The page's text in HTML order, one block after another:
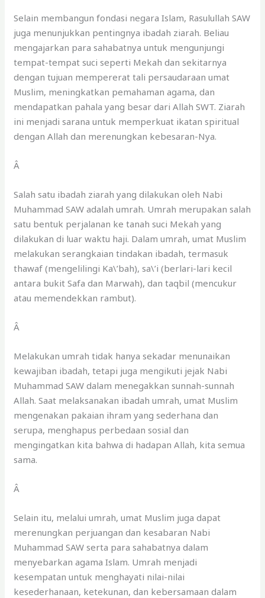
Selain membangun fondasi negara Islam, Rasulullah SAW
juga menunjukkan pentingnya ibadah ziarah. Beliau
mengajarkan para sahabatnya untuk mengunjungi
tempat-tempat suci seperti Mekah dan sekitarnya
dengan tujuan mempererat tali persaudaraan umat
Muslim, meningkatkan pemahaman agama, dan
mendapatkan pahala yang besar dari Allah SWT. Ziarah
ini menjadi sarana untuk memperkuat ikatan spiritual
dengan Allah dan merenungkan kebesaran-Nya.
Â
Salah satu ibadah ziarah yang dilakukan oleh Nabi
Muhammad SAW adalah umrah. Umrah merupakan salah
satu bentuk perjalanan ke tanah suci Mekah yang
dilakukan di luar waktu haji. Dalam umrah, umat Muslim
melakukan serangkaian tindakan ibadah, termasuk
thawaf (mengelilingi Ka\’bah), sa\’i (berlari-lari kecil
antara bukit Safa dan Marwah), dan taqbil (mencukur
atau memendekkan rambut).
Â
Melakukan umrah tidak hanya sekadar menunaikan
kewajiban ibadah, tetapi juga mengikuti jejak Nabi
Muhammad SAW dalam menegakkan sunnah-sunnah
Allah. Saat melaksanakan ibadah umrah, umat Muslim
mengenakan pakaian ihram yang sederhana dan
serupa, menghapus perbedaan sosial dan
mengingatkan kita bahwa di hadapan Allah, kita semua
sama.
Â
Selain itu, melalui umrah, umat Muslim juga dapat
merenungkan perjuangan dan kesabaran Nabi
Muhammad SAW serta para sahabatnya dalam
menyebarkan agama Islam. Umrah menjadi
kesempatan untuk menghayati nilai-nilai
kesederhanaan, ketekunan, dan kebersamaan dalam